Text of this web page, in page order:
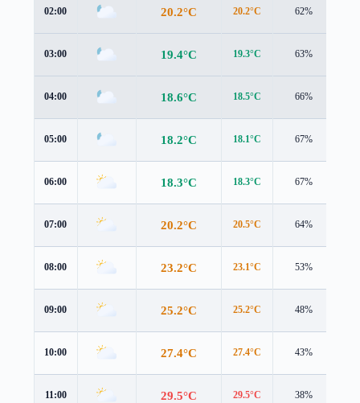
02:00 20.2°C 20.2°C 62%
03:00 19.4°C 19.3°C 63%
04:00 18.6°C 18.5°C 66%
05:00 18.2°C 18.1°C 67%
06:00 18.3°C 18.3°C 67%
07:00 20.2°C 20.5°C 64%
08:00 23.2°C 23.1°C 53%
09:00 25.2°C 25.2°C 48%
10:00 27.4°C 27.4°C 43%
11:00 29.5°C 29.5°C 38%